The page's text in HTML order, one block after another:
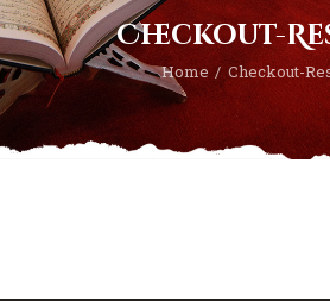
Checkout-
Home Checkout-
Activiteiten
Diensten
Contact
Lid worden